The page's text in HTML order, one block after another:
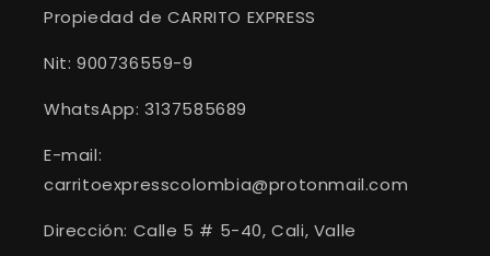
Propiedad de CARRITO EXPRESS
Nit: 900736559-9
WhatsApp: 3137585689
E-mail:
carritoexpresscolombia@protonmail.com
Dirección: Calle 5 # 5-40, Cali, Valle